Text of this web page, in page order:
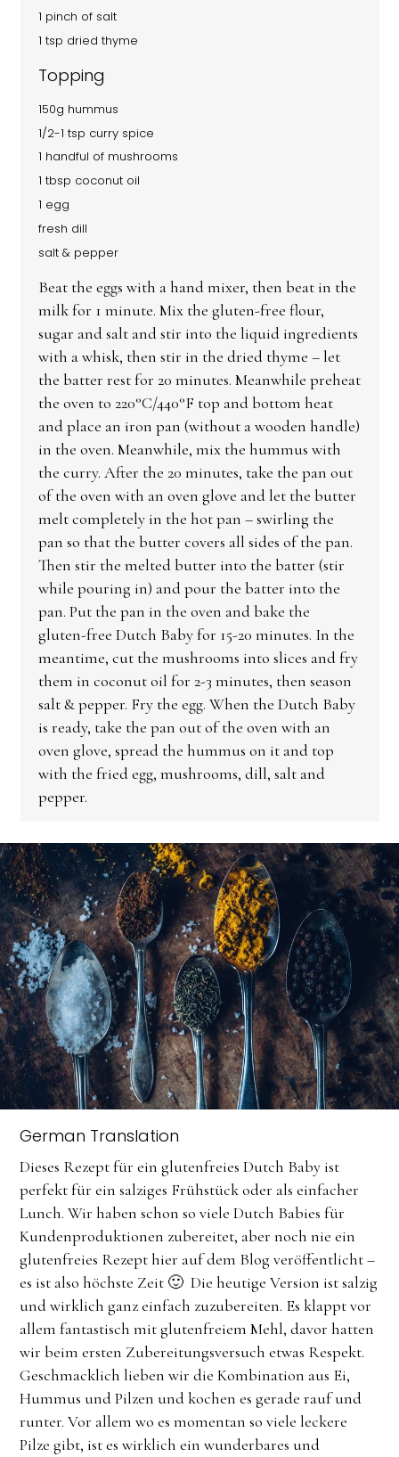
1 pinch of salt
1 tsp dried thyme
Topping
150g hummus
1/2-1 tsp curry spice
1 handful of mushrooms
1 tbsp coconut oil
1 egg
fresh dill
salt & pepper
Beat the eggs with a hand mixer, then beat in the
milk for 1 minute. Mix the gluten-free flour,
sugar and salt and stir into the liquid ingredients
with a whisk, then stir in the dried thyme – let
the batter rest for 20 minutes. Meanwhile preheat
the oven to 220°C/440°F top and bottom heat
and place an iron pan (without a wooden handle)
in the oven. Meanwhile, mix the hummus with
the curry. After the 20 minutes, take the pan out
of the oven with an oven glove and let the butter
melt completely in the hot pan – swirling the
pan so that the butter covers all sides of the pan.
Then stir the melted butter into the batter (stir
while pouring in) and pour the batter into the
pan. Put the pan in the oven and bake the
gluten-free Dutch Baby for 15-20 minutes. In the
meantime, cut the mushrooms into slices and fry
them in coconut oil for 2-3 minutes, then season
salt & pepper. Fry the egg. When the Dutch Baby
is ready, take the pan out of the oven with an
oven glove, spread the hummus on it and top
with the fried egg, mushrooms, dill, salt and
pepper.
German Translation
Dieses Rezept für ein glutenfreies Dutch Baby ist
perfekt für ein salziges Frühstück oder als einfacher
Lunch. Wir haben schon so viele Dutch Babies für
Kundenproduktionen zubereitet, aber noch nie ein
glutenfreies Rezept hier auf dem Blog veröffentlicht –
es ist also höchste Zeit 🙂 Die heutige Version ist salzig
und wirklich ganz einfach zuzubereiten. Es klappt vor
allem fantastisch mit glutenfreiem Mehl, davor hatten
wir beim ersten Zubereitungsversuch etwas Respekt.
Geschmacklich lieben wir die Kombination aus Ei,
Hummus und Pilzen und kochen es gerade rauf und
runter. Vor allem wo es momentan so viele leckere
Pilze gibt, ist es wirklich ein wunderbares und